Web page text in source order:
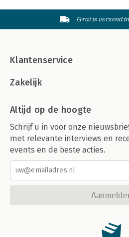
Gratis
Klantenservice
Zakelijk
Altijd op de hoogte
Schrijf u in voor onze
met relevante interviews en
events en de beste acties.